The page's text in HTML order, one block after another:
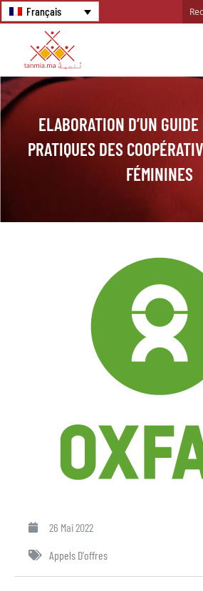
Français
ELABORATION D’UN
PRATIQUES DES
FÉMININES
26 Mai 2022
Appels D'offres